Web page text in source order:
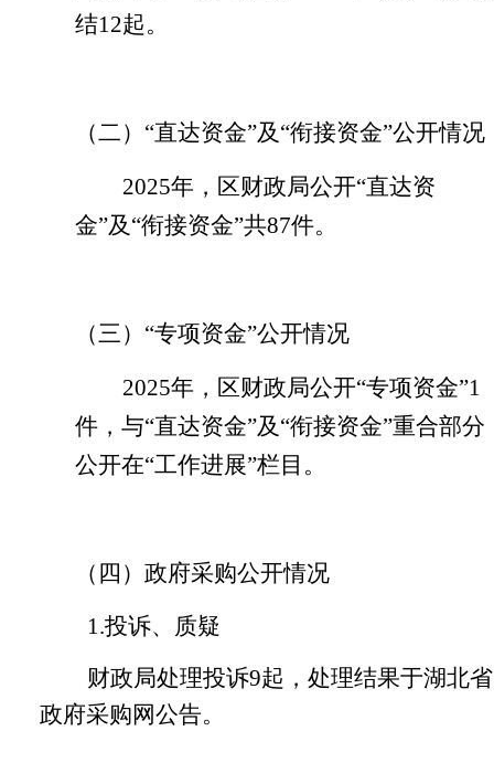
结12起。
（二） “直达资金”及“衔接资金”公开情况
2025年，区财政局公开“直达资
金”及“衔接资金”共87件。
（三） “专项资金”公开情况
2025年，区财政局公开“专项资金”1
件，与“直达资金”及“衔接资金”重合部分
公开在“工作进展”栏目。
（四） 政府采购公开情况
1.投诉、质疑
财政局处理投诉9起，处理结果于湖北省
政府采购网公告。